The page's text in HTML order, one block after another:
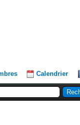
Calendrier